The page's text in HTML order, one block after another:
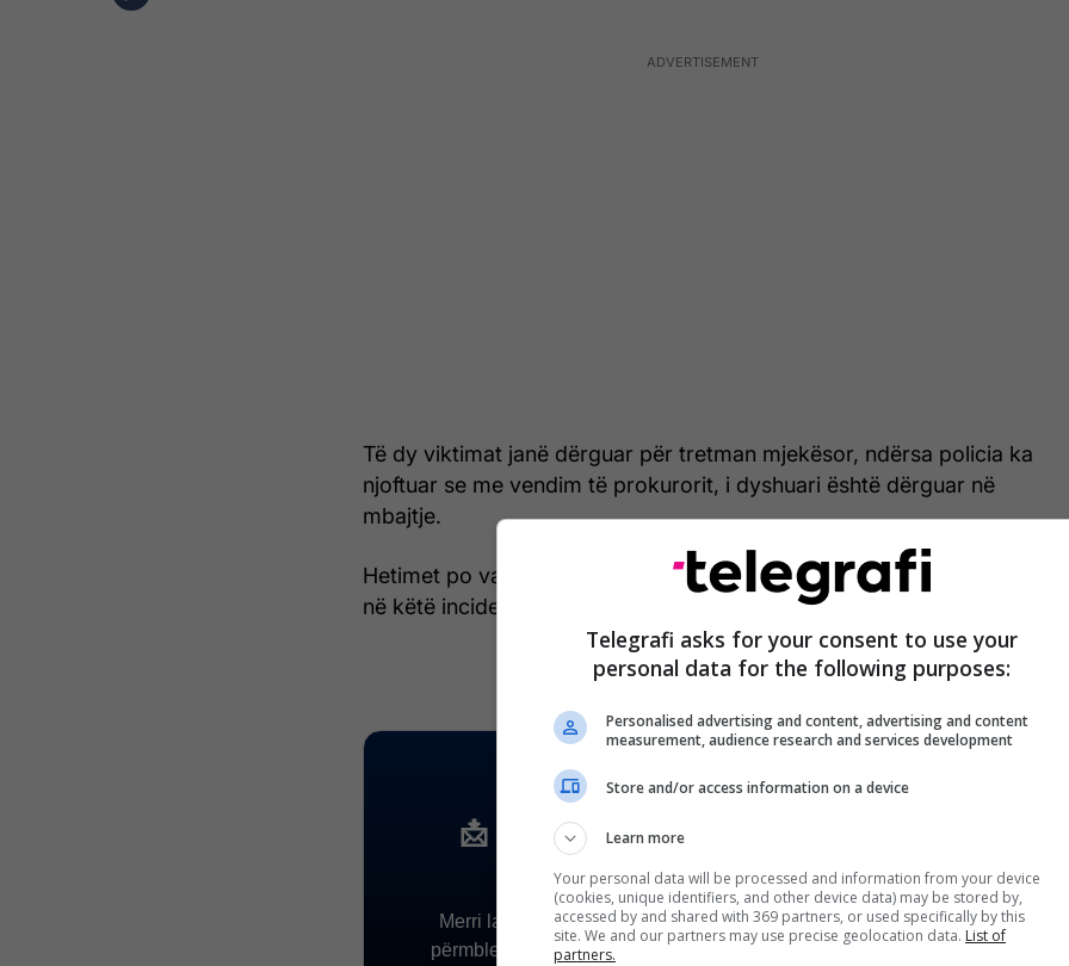
Të dy viktimat janë dërguar për tretman mjekësor, ndërsa policia ka
njoftuar se me vendim të prokurorit, i dyshuari është dërguar në
mbajtje.
Hetimet po vazhdojnë për të sqaruar rrethanat dhe motivet që çuan
në këtë incident të rëndë./Telegrafi/
Telegrafi asks for your consent to use your
personal data for the following purposes:
Personalised advertising and content, advertising and content
measurement, audience research and services development
Store and/or access information on a device
Learn more
Your personal data will be processed and information from your device
(cookies, unique identifiers, and other device data) may be stored by,
accessed by and shared with 369 partners, or used specifically by this
site. We and our partners may use precise geolocation data. List of
partners.